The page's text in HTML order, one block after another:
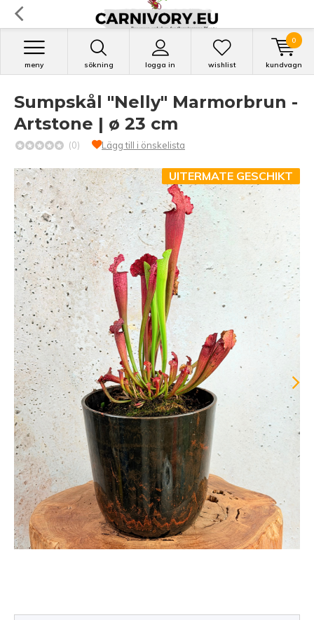
sökning logga in
meny wishlist kundvagn
0
Sumpskål "Nelly" Marmorbrun -
Artstone | ø 23 cm
(0) Lägg till i önskelista
UITERMATE GESCHIKT